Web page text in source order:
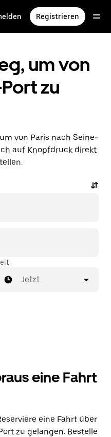
Registrieren
um von
zu
von Paris nach Seine-
auf Knopfdruck direkt
Jetzt
eine Fahrt
eine Fahrt über
zu gelangen. Bestelle